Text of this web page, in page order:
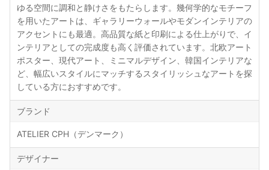
ゆる空間に調和と静けさをもたらします。幾何学的なモチーフ
を用いたアートは、ギャラリーウォールやモダンインテリアの
アクセントにも最適。高品質な紙と印刷による仕上がりで、イ
ンテリアとしての完成度も高く評価されています。北欧アート
ポスター、現代アート、ミニマルデザイン、韓国インテリアな
ど、幅広いスタイルにマッチするスタイリッシュなアートを探
している方におすすめです。
ブランド
ATELIER CPH（デンマーク）
デザイナー